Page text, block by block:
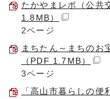
たかやまレポ（公共
1.8MB）
2ページ
まちたん～まちのお
（PDF 1.7MB）
3ページ
「高山市暮らしの